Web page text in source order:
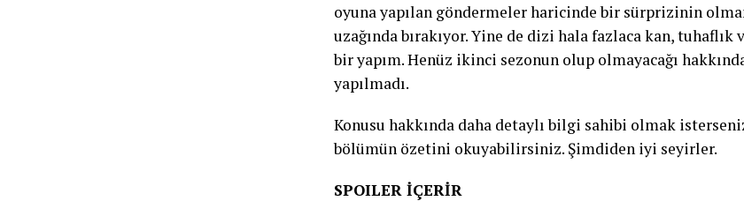
oyuna yapılan göndermeler haricinde bir sürprizinin
uzağında bırakıyor. Yine de dizi hala fazlaca kan,
bir yapım. Henüz ikinci sezonun olup olmayacağı
yapılmadı.
Konusu hakkında daha detaylı bilgi sahibi olmak
bölümün özetini okuyabilirsiniz. Şimdiden iyi seyirler.
SPOILER İÇERİR